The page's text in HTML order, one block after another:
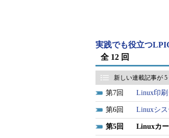
問題2
現在カーネルソースを
れからmakeコマンドで
ンを変更します。編集す
b．Makefile
c．./include/linux/version.h
d．./arch/i386/defconfig
実践でも役立つ
全 12 回
新しい連載記事が
7 Linux印
6 Linuxシ
5 Linuxカ